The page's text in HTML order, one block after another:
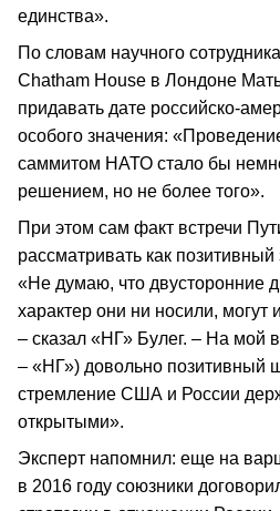
единства».
По словам научного
Chatham House в Лондоне
придавать дате российско-
особого значения:
саммитом НАТО стало бы
решением, но не более того».
При этом сам факт встречи
рассматривать как позитивный
«Не думаю, что двусторонние
характер они ни носили, могут
– сказал «НГ» Булег. – На мой
– «НГ») довольно позитивный
стремление США и России
открытыми».
Эксперт напомнил: еще на
в 2016 году союзники